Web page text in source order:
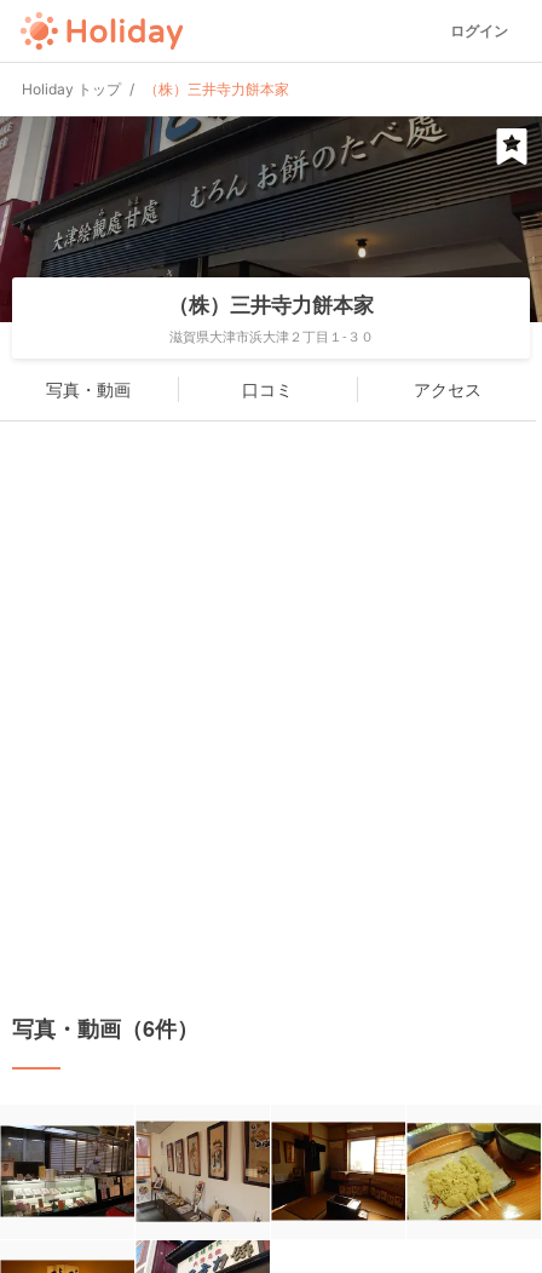
ログイン
Holiday トップ （株）三井寺力餅本家
（株）三井寺力餅本家
滋賀県大津市浜大津２丁目１-３０
写真・動画 口コミ アクセス
写真・動画（6件）